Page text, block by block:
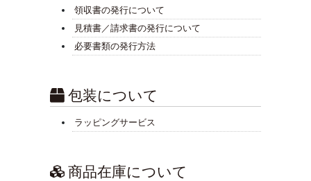
領収書の発行について
見積書／請求書の発行について
必要書類の発行方法
包装について
ラッピングサービス
商品在庫について